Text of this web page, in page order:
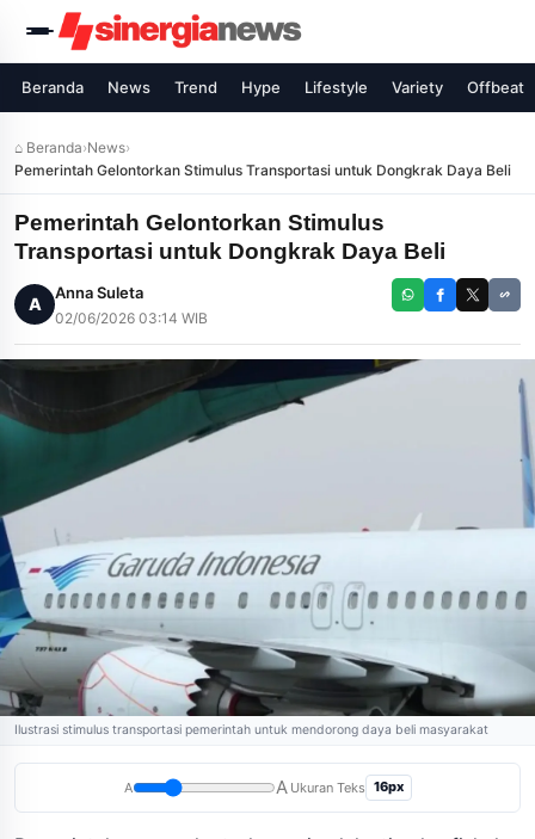
Beranda News Trend Hype Lifestyle Variety Offbeat
⌂ Beranda›News›
Pemerintah Gelontorkan Stimulus Transportasi untuk Dongkrak Daya Beli
Pemerintah Gelontorkan Stimulus
Transportasi untuk Dongkrak Daya Beli
A
Anna Suleta
02/06/2026 03:14 WIB
Ilustrasi stimulus transportasi pemerintah untuk mendorong daya beli masyarakat
A A Ukuran Teks 16px